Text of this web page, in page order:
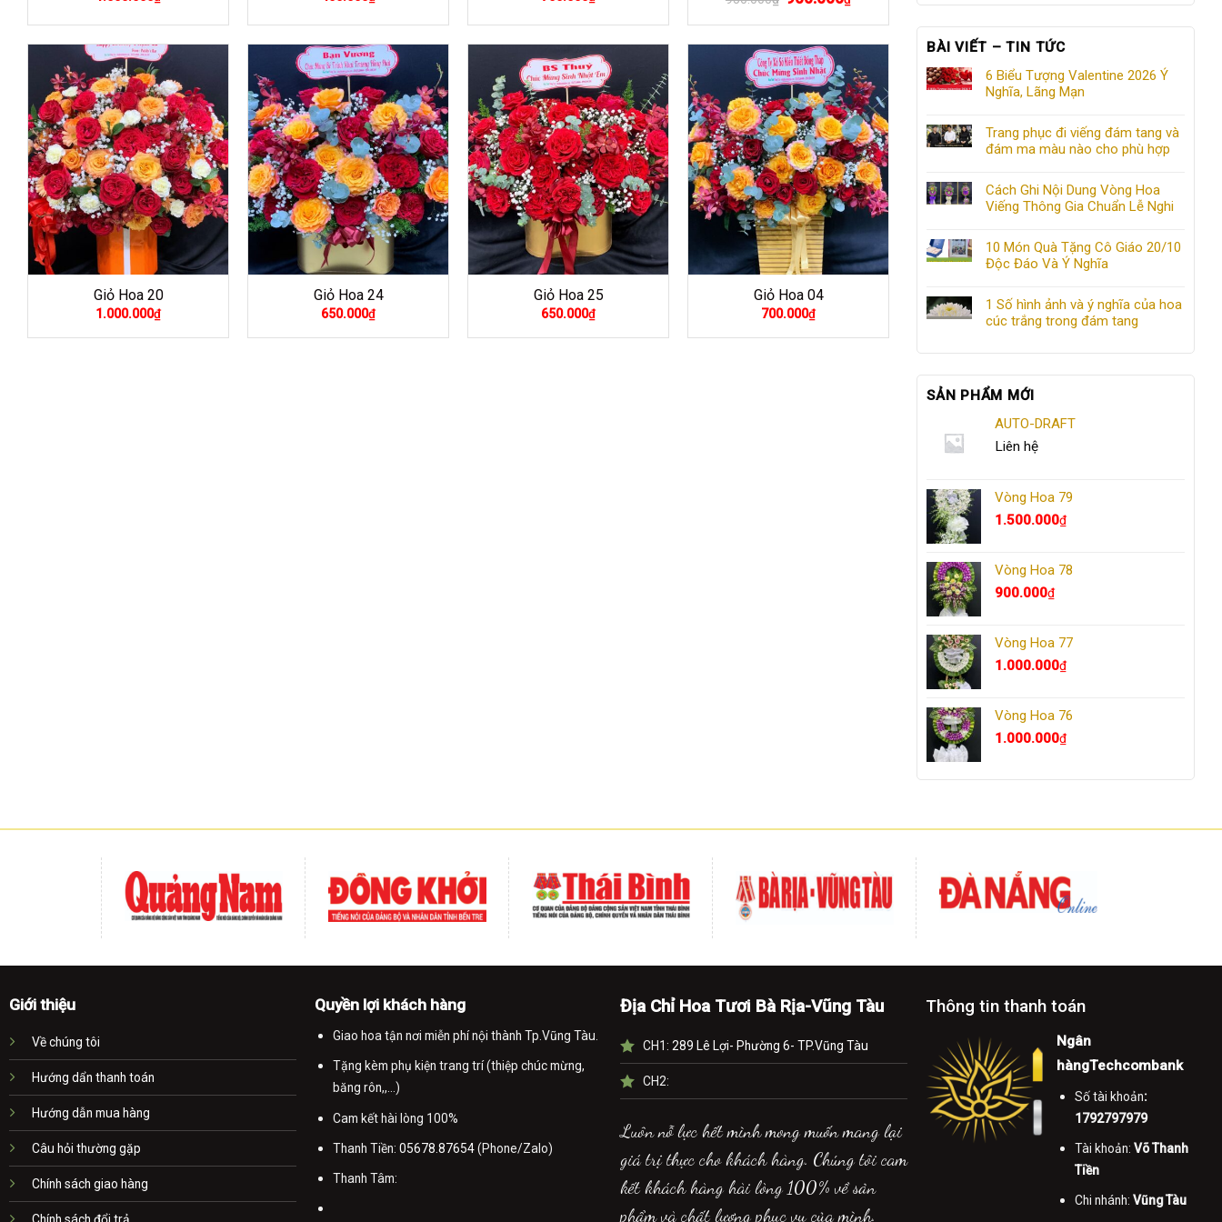
BÀI VIẾT – TIN TỨC
6 Biểu Tượng Valentine 2026 Ý
Nghĩa, Lãng Mạn
Trang phục đi viếng đám tang và
đám ma màu nào cho phù hợp
Cách Ghi Nội Dung Vòng Hoa
Viếng Thông Gia Chuẩn Lễ Nghi
10 Món Quà Tặng Cô Giáo 20/10
Độc Đáo Và Ý Nghĩa
1 Số hình ảnh và ý nghĩa của hoa
cúc trắng trong đám tang
SẢN PHẨM MỚI
AUTO-DRAFT
Liên hệ
Vòng Hoa 79
1.500.000₫
Vòng Hoa 78
900.000₫
Vòng Hoa 77
1.000.000₫
Vòng Hoa 76
1.000.000₫
gốc
là:
hiện
tại
900.000₫.
Giỏ Hoa 20
1.000.000₫
Giỏ Hoa 24
650.000₫
Giỏ Hoa 25
650.000₫
Giỏ Hoa 04
700.000₫
Giới thiệu
Về chúng tôi
Hướng dẩn thanh toán
Hướng dẫn mua hàng
Câu hỏi thường gặp
Chính sách giao hàng
Quyền lợi khách hàng
Giao hoa tận nơi miễn phí nội thành Tp.Vũng Tàu.
Tặng kèm phụ kiện trang trí (thiệp chúc mừng,
băng rôn,,...)
Cam kết hài lòng 100%
Thanh Tiền: 05678.87654(Phone/Zalo)
Thanh Tâm:
Địa Chỉ Hoa Tươi Bà Rịa-Vũng Tàu
CH1: 289 Lê Lợi- Phường 6- TP.Vũng Tàu
CH2:
Luôn nỗ lực hết mình mong muốn mang lại
giá trị thực cho khách hàng. Chúng tôi cam
kết khách hàng hài lòng 100% về sản
phẩm và chất lượng phục vụ của mình.
Thông tin thanh toán
Ngân
hàngTechcombank
Số tài khoản:
1792797979
Tài khoản:Võ Thanh
Tiền
Chi nhánh:Vũng Tàu